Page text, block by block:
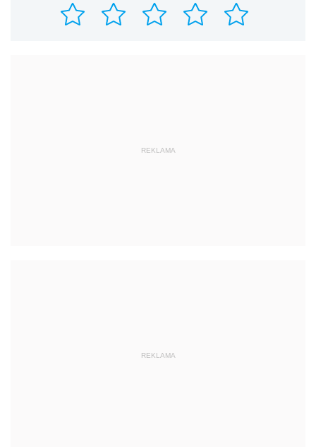
REKLAMA
REKLAMA